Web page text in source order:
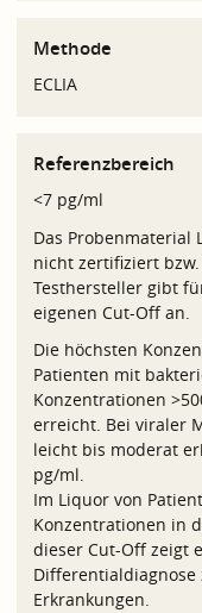
Methode
ECLIA
Referenzbereich
<7 pg/ml
Das Probenmaterial
nicht zertifiziert
Testhersteller gibt
eigenen Cut-Off an.
Die höchsten
Patienten mit
Konzentrationen
erreicht. Bei viraler
leicht bis moderat
pg/ml.
Im Liquor von
Konzentrationen in
dieser Cut-Off zeigt
Differentialdiagnose
Erkrankungen.